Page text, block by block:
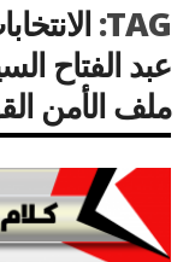
TAG:
عبد الفتاح
ملف الأمن